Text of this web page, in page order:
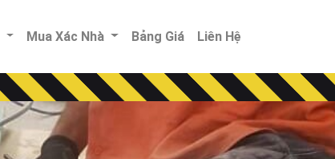
Mua Xác Nhà Bảng Giá Liên Hệ